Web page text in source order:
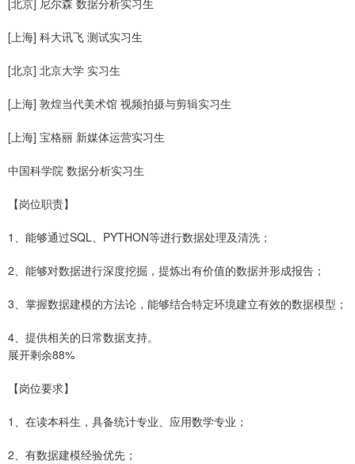
[北京] 尼尔森 数据分析实习生
[上海] 科大讯飞 测试实习生
[北京] 北京大学 实习生
[上海] 敦煌当代美术馆 视频拍摄与剪辑实习生
[上海] 宝格丽 新媒体运营实习生
中国科学院 数据分析实习生
【岗位职责】
1、能够通过SQL、PYTHON等进行数据处理及清洗；
2、能够对数据进行深度挖掘，提炼出有价值的数据并形成报告；
3、掌握数据建模的方法论，能够结合特定环境建立有效的数据模型；
4、提供相关的日常数据支持。
展开剩余88%
【岗位要求】
1、在读本科生，具备统计专业、应用数学专业；
2、有数据建模经验优先；